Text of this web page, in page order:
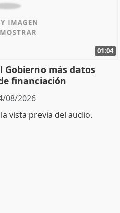
01:04
Gobierno más datos
financiación
08/2026